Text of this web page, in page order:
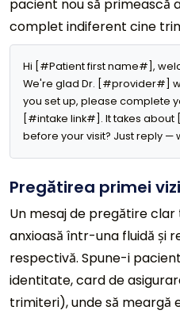
pacient nou să primească
complet indiferent cine
Hi [#Patient first name#],
We're glad Dr. [#provider#]
you set up, please complete
[#intake link#]. It takes
before your visit? Just reply —
Pregătirea primei
Un mesaj de pregătire
anxioasă într-una fluidă și
respectivă. Spune-i
identitate, card de
trimiteri), unde să meargă